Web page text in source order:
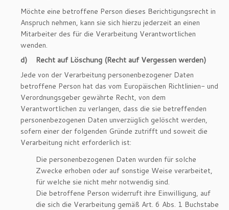
Möchte eine betroffene Person dieses Berichtigungsrecht in
Anspruch nehmen, kann sie sich hierzu jederzeit an einen
Mitarbeiter des für die Verarbeitung Verantwortlichen
wenden.
d) Recht auf Löschung (Recht auf Vergessen werden)
Jede von der Verarbeitung personenbezogener Daten
betroffene Person hat das vom Europäischen Richtlinien- und
Verordnungsgeber gewährte Recht, von dem
Verantwortlichen zu verlangen, dass die sie betreffenden
personenbezogenen Daten unverzüglich gelöscht werden,
sofern einer der folgenden Gründe zutrifft und soweit die
Verarbeitung nicht erforderlich ist:
Die personenbezogenen Daten wurden für solche
Zwecke erhoben oder auf sonstige Weise verarbeitet,
für welche sie nicht mehr notwendig sind.
Die betroffene Person widerruft ihre Einwilligung, auf
die sich die Verarbeitung gemäß Art. 6 Abs. 1 Buchstabe